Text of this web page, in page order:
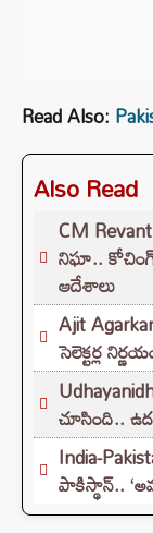
Read Also:
Also Read
CM
నిఘా.. కోచింగ్
ఆదేశాలు
Ajit
సెలెక్టర్ల
చూసింది..
India-
పాకిస్థాన్..